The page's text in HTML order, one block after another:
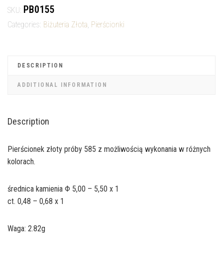
SKU: PB0155
Categories: Biżuteria Złota Pierścionki
DESCRIPTION
ADDITIONAL INFORMATION
Description
Pierścionek złoty próby 585 z możliwością wykonania w różnych
kolorach.
średnica kamienia Φ 5,00 – 5,50 x 1
ct. 0,48 – 0,68 x 1
Waga: 2.82g